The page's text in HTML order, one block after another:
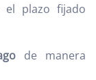
el plazo fijado
de manera